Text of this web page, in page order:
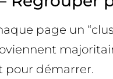
page un
pour démarrer.